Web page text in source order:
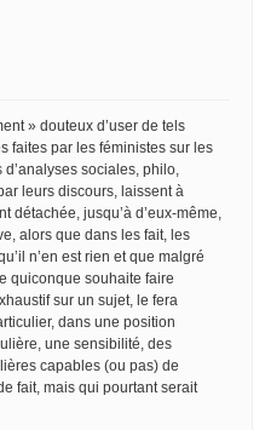
» douteux d’user de tels
faites par les féministes sur les
sociales, philo,
leurs discours, laissent à
détachée, jusqu’à d’eux-même,
alors que dans les fait, les
n’en est rien et que malgré
quiconque souhaite faire
sur un sujet, le fera
dans une position
une sensibilité, des
capables (ou pas) de
fait, mais qui pourtant serait